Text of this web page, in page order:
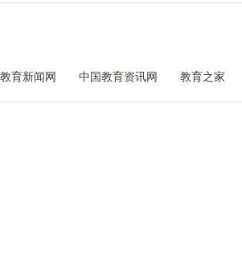
育新闻网 中国教育资讯网 教育之家